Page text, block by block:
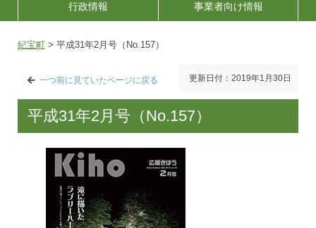
行政情報 事業者向け情報
紀宝町 > 平成31年2月号（No.157）
一つ前に見ていたページに戻る 更新日付：2019年1月30日
平成31年2月号（No.157）